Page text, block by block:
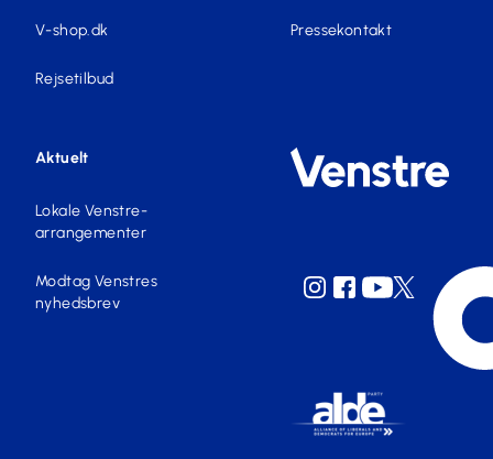
V-shop.dk
Rejsetilbud
Pressekontakt
Aktuelt
Lokale Venstre-
arrangementer
Modtag Venstres
nyhedsbrev